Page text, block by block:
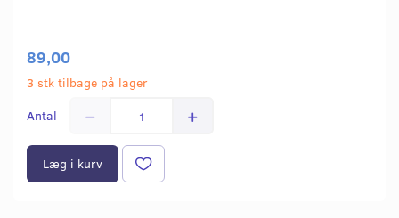
89,00
3 stk tilbage på lager
Antal
Læg i kurv